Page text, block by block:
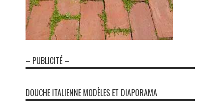
– PUBLICITÉ –
DOUCHE ITALIENNE MODÈLES ET DIAPORAMA